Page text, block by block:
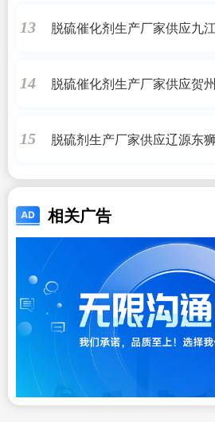
13
脱硫催化剂生产厂家供应九
14
脱硫催化剂生产厂家供应贺
15
脱硫剂生产厂家供应辽源东
相关广告